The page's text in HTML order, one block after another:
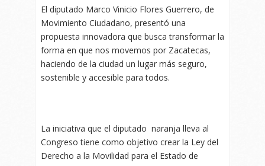
El diputado Marco Vinicio Flores Guerrero, de
Movimiento Ciudadano, presentó una
propuesta innovadora que busca transformar la
forma en que nos movemos por Zacatecas,
haciendo de la ciudad un lugar más seguro,
sostenible y accesible para todos.
La iniciativa que el diputado naranja lleva al
Congreso tiene como objetivo crear la Ley del
Derecho a la Movilidad para el Estado de